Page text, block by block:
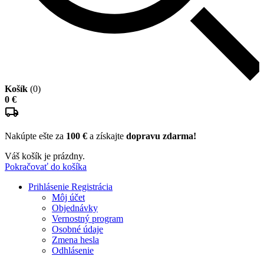
Košík (0)
0 €
Nakúpte ešte za 100 € a získajte dopravu zdarma!
Váš košík je prázdny.
Pokračovať do košíka
Prihlásenie Registrácia
Môj účet
Objednávky
Vernostný program
Osobné údaje
Zmena hesla
Odhlásenie